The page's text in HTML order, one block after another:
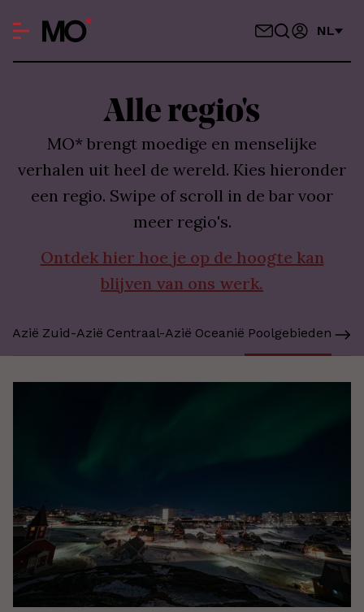
NL
Alle regio's
MO* brengt moedige en menselijke
verhalen uit heel de wereld. Kies hieronder
een regio. Swipe of scroll in de bar voor
meer regio's.
Ontdek hier hoe je op de hoogte kan
blijven van ons werk.
Azië Zuid-Azië Centraal-Azië Oceanië Poolgebieden